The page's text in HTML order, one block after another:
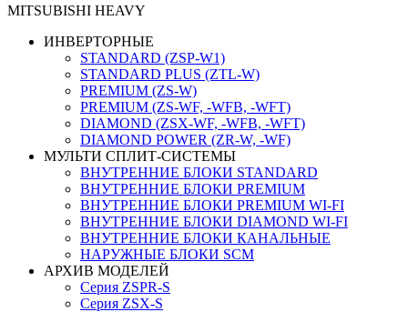
MITSUBISHI HEAVY
ИНВЕРТОРНЫЕ
STANDARD (ZSP-W1)
STANDARD PLUS (ZTL-W)
PREMIUM (ZS-W)
PREMIUM (ZS-WF, -WFB, -WFT)
DIAMOND (ZSX-WF, -WFB, -WFT)
DIAMOND POWER (ZR-W, -WF)
МУЛЬТИ СПЛИТ-СИСТЕМЫ
ВНУТРЕННИЕ БЛОКИ STANDARD
ВНУТРЕННИЕ БЛОКИ PREMIUM
ВНУТРЕННИЕ БЛОКИ PREMIUM WI-FI
ВНУТРЕННИЕ БЛОКИ DIAMOND WI-FI
ВНУТРЕННИЕ БЛОКИ КАНАЛЬНЫЕ
НАРУЖНЫЕ БЛОКИ SCM
АРХИВ МОДЕЛЕЙ
Серия ZSPR-S
Серия ZSX-S